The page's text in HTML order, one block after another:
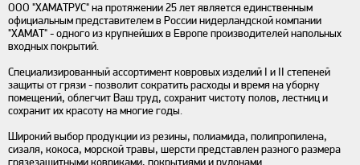
ООО "ХАМАТРУС" на протяжении 25 лет является единственным
официальным представителем в России нидерландской компании
"ХАМАТ" - одного из крупнейших в Европе производителей напольных
входных покрытий.
Специализированный ассортимент ковровых изделий I и II степеней
защиты от грязи - позволит сократить расходы и время на уборку
помещений, облегчит Ваш труд, сохранит чистоту полов, лестниц и
сохранит их красоту на многие годы.
Широкий выбор продукции из резины, полиамида, полипропилена,
сизаля, кокоса, морской травы, шерсти представлен разного размера
грязезащитными ковриками, покрытиями и рулонами.